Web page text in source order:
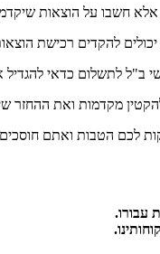
חשבו על הוצאות
להקדים רכישת
להגדיל את המקדמות ולשלם את ההפרש
מקדמות ואת ההחזר
לכם הטבות ואתם
עבורו.